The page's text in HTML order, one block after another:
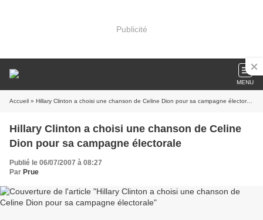
Publicité
MENU
Accueil » Hillary Clinton a choisi une chanson de Celine Dion pour sa campagne électorale
Hillary Clinton a choisi une chanson de Celine
Dion pour sa campagne électorale
Publié le 06/07/2007 à 08:27
Par Prue